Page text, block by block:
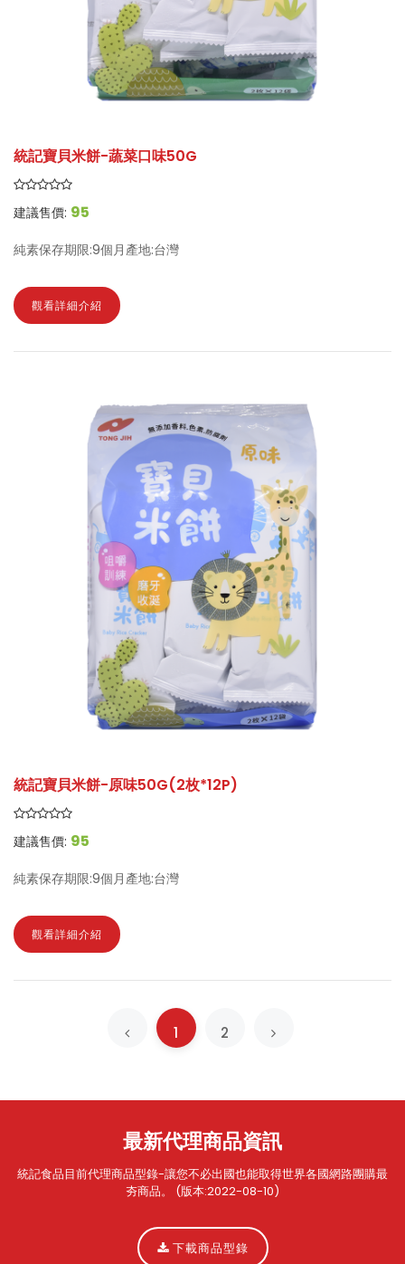
統記寶貝米餅-蔬菜口味50G
建議售價: 95
純素保存期限:9個月產地:台灣
觀看詳細介紹
統記寶貝米餅-原味50G(2枚*12P)
建議售價: 95
純素保存期限:9個月產地:台灣
觀看詳細介紹
1 2
最新代理商品資訊
統記食品目前代理商品型錄-讓您不必出國也能取得世界各國網路團購最
夯商品。 (版本:2022-08-10)
下載商品型錄